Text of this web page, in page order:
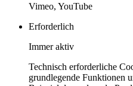
Vimeo, YouTube
Erforderlich
Immer aktiv
Technisch erforderliche
grundlegende Funktionen